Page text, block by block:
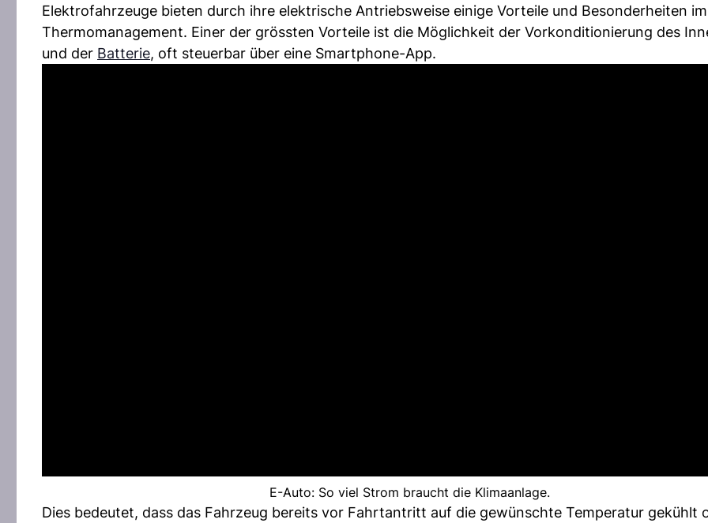
Elektrofahrzeuge bieten durch ihre elektrische Antriebsweise einige Vorteile und Besonderheiten im
Thermomanagement. Einer der grössten Vorteile ist die Möglichkeit der Vorkonditionierung des
und der Batterie, oft steuerbar über eine Smartphone-App.
E-Auto: So viel Strom braucht die Klimaanlage.
Dies bedeutet, dass das Fahrzeug bereits vor Fahrtantritt auf die gewünschte Temperatur gekühlt